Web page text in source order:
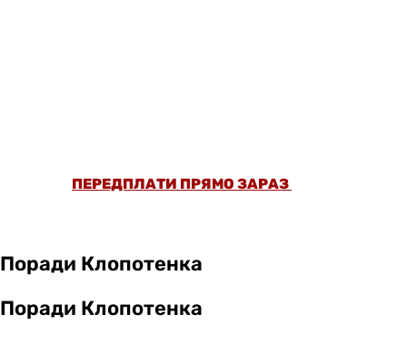
ПЕРЕДПЛАТИ ПРЯМО ЗАРАЗ
Поради Клопотенка
Поради Клопотенка